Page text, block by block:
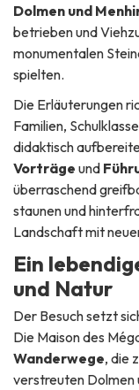
Dolmen und
betrieben und
monumentalen
spielten.
Die Erläuterungen
Familien,
didaktisch
Vorträge und
überraschend
staunen und
Landschaft mit
Ein
und Natur
Der Besuch setzt
Die Maison des
Wanderwege, die
verstreuten Dolmen